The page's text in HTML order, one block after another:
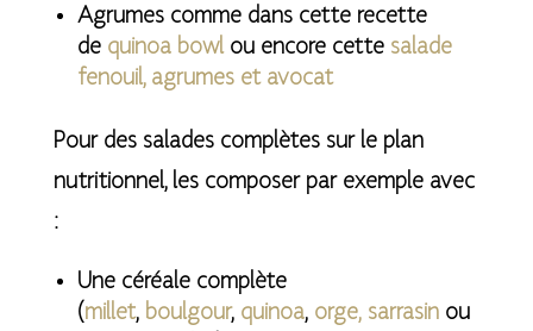
Agrumes comme dans cette recette
de quinoa bowl ou encore cette salade
fenouil, agrumes et avocat
Pour des salades complètes sur le plan
nutritionnel, les composer par exemple avec
:
Une céréale complète
(millet, boulgour, quinoa, orge, sarrasin ou